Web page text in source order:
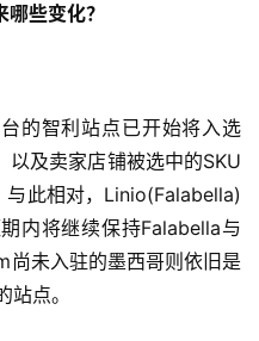
哪些变化？
的智利站点已开始将入选
以及卖家店铺被选中的SKU
与此相对，Linio(Falabella)
内将继续保持Falabella与
尚未入驻的墨西哥则依旧是
点。